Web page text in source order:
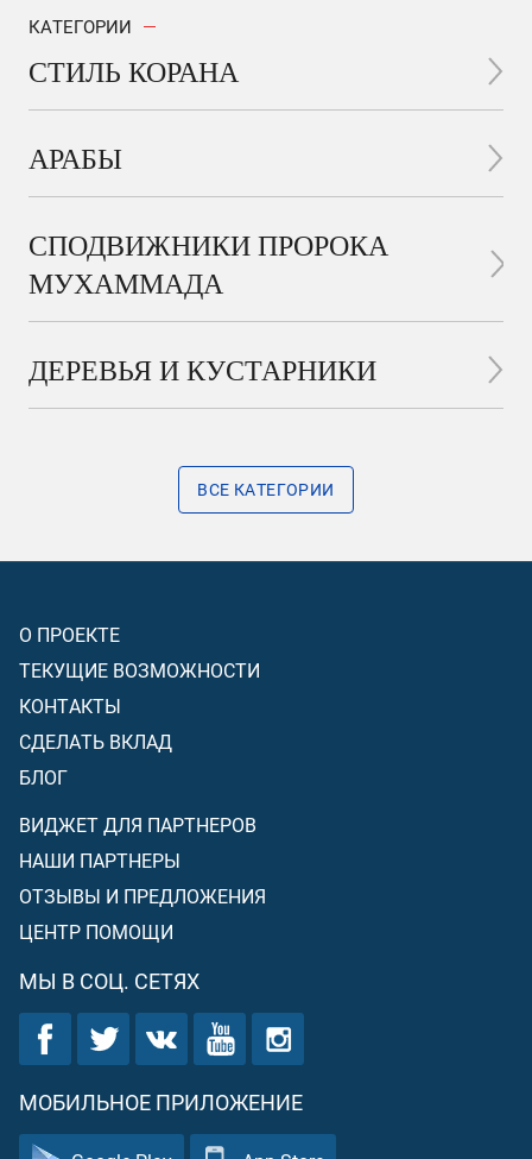
КАТЕГОРИИ
СТИЛЬ КОРАНА
АРАБЫ
СПОДВИЖНИКИ ПРОРОКА
МУХАММАДА
ДЕРЕВЬЯ И КУСТАРНИКИ
ВСЕ КАТЕГОРИИ
О ПРОЕКТЕ
ТЕКУЩИЕ ВОЗМОЖНОСТИ
КОНТАКТЫ
СДЕЛАТЬ ВКЛАД
БЛОГ
ВИДЖЕТ ДЛЯ ПАРТНЕРОВ
НАШИ ПАРТНЕРЫ
ОТЗЫВЫ И ПРЕДЛОЖЕНИЯ
ЦЕНТР ПОМОЩИ
МЫ В СОЦ. СЕТЯХ
МОБИЛЬНОЕ ПРИЛОЖЕНИЕ